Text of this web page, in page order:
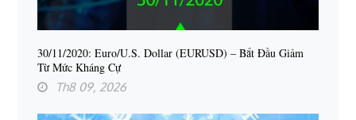
30/11/2020: Euro/U.S. Dollar (EURUSD) – Bắt Đầu Giảm
Từ Mức Kháng Cự
Th8 09, 2026